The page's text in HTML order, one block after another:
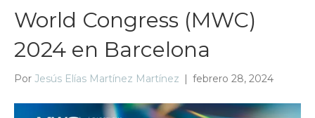
World Congress (MWC)
2024 en Barcelona
Por Jesús Elías Martínez Martínez | febrero 28, 2024